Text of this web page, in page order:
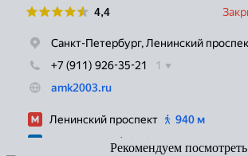
Рекомендуем посмотреть